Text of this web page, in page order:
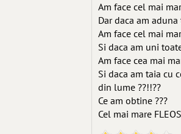
Am face cel mai
Dar daca am
Am face cel mai
Si daca am uni
Am face cea mai
Si daca am taia cu
din lume ??!!??
Ce am obtine ???
Cel mai mare